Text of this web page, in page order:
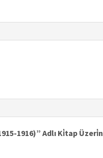
1916)” Adlı Ki̇tap